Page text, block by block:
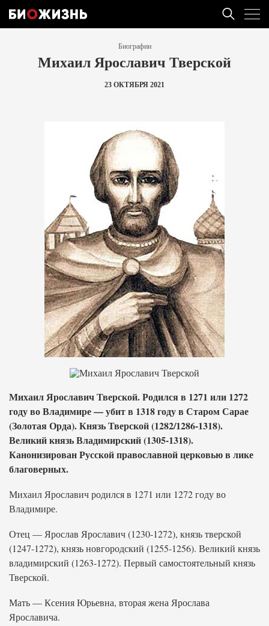
Биографии
Михаил Ярославич Тверской
23 ОКТЯБРЯ 2021
Михаил Ярославич Тверской. Родился в 1271 или 1272
году во Владимире — убит в 1318 году в Старом Сарае
(Золотая Орда). Князь Тверской (1282/1286-1318).
Великий князь Владимирский (1305-1318).
Канонизирован Русской православной церковью в лике
благоверных.
Михаил Ярославич родился в 1271 или 1272 году во
Владимире.
Отец — Ярослав Ярославич (1230-1272), князь тверской
(1247-1272), князь новгородский (1255-1256). Великий князь
владимирский (1263-1272). Первый самостоятельный князь
Тверской.
Мать — Ксения Юрьевна, вторая жена Ярослава
Ярославича.